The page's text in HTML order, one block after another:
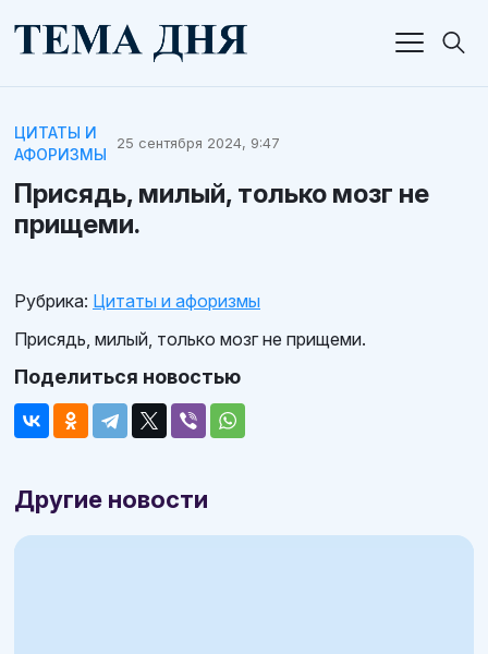
ЦИТАТЫ И
АФОРИЗМЫ
25 сентября 2024, 9:47
Присядь, милый, только мозг не
прищеми.
Рубрика: Цитаты и афоризмы
Присядь, милый, только мозг не прищеми.
Поделиться новостью
Другие новости